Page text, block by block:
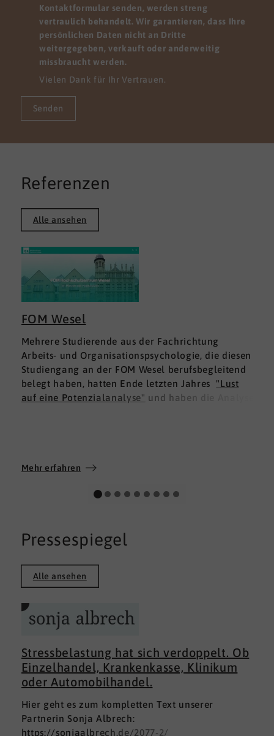
Kontaktformular senden, werden streng
vertraulich behandelt. Wir garantieren, dass Ihre
persönlichen Daten nicht an Dritte
weitergegeben, verkauft oder anderweitig
missbraucht werden.
Vielen Dank für Ihr Vertrauen.
Senden
Referenzen
Alle ansehen
FOM Wesel
Mehrere Studierende aus der Fachrichtung
Arbeits- und Organisationspsychologie, die diesen
Studiengang an der FOM Wesel berufsbegleitend
belegt haben, hatten Ende letzten Jahres "Lust
auf eine Potenzialanalyse" und haben die Analyse
Wir wünschen allen Teilnehmerinnen und
persönlichen Weg und viel Erfolg.
Mehr erfahren
Pressespiegel
Alle ansehen
Stressbelastung hat sich verdoppelt. Ob
Einzelhandel, Krankenkasse, Klinikum
oder Automobilhandel.
Hier geht es zum kompletten Text unserer
Partnerin Sonja Albrech:
https://sonjaalbrech.de/2077-2/